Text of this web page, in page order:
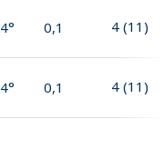
0,1 4 (11)
0,1 4 (11)